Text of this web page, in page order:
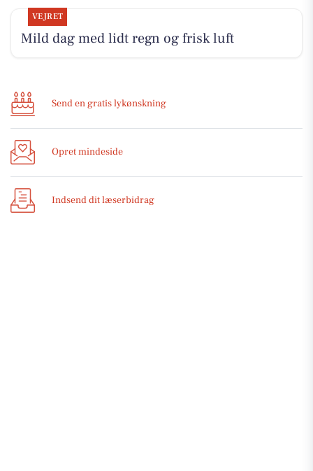
VEJRET
Mild dag med lidt regn og frisk luft
Send en gratis lykønskning
Opret mindeside
Indsend dit læserbidrag